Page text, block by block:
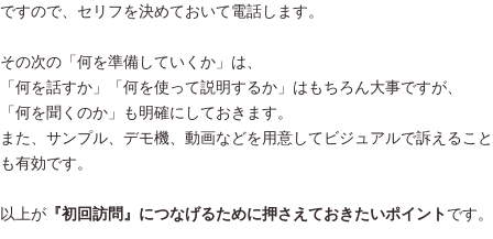
ですので、セリフを決めておいて電話します。
その次の「何を準備していくか」は、
「何を話すか」「何を使って説明するか」はもちろん大事ですが、
「何を聞くのか」も明確にしておきます。
また、サンプル、デモ機、動画などを用意してビジュアルで訴えること
も有効です。
以上が 『初回訪問』につなげるために押さえておきたいポイントです。